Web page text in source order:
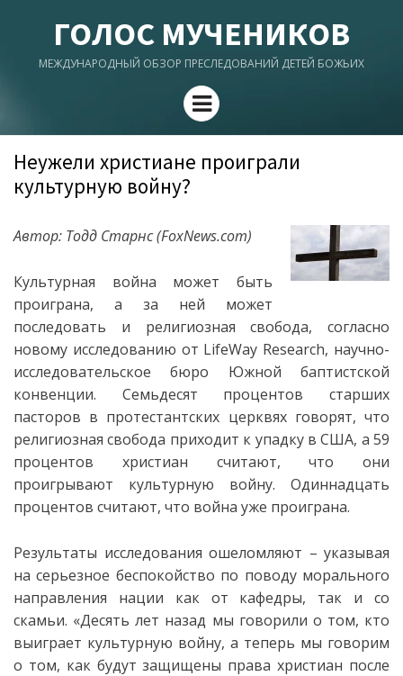
ГОЛОС МУЧЕНИКОВ
МЕЖДУНАРОДНЫЙ ОБЗОР ПРЕСЛЕДОВАНИЙ ДЕТЕЙ БОЖЬИХ
Menu
Неужели христиане проиграли
культурную войну?
Автор: Тодд Старнс (FoxNews.com)
Культурная война может быть
проиграна, а за ней может
последовать и религиозная свобода, согласно
новому исследованию от LifeWay Research, научно-
исследовательское бюро Южной баптистской
конвенции. Семьдесят процентов старших
пасторов в протестантских церквях говорят, что
религиозная свобода приходит к упадку в США, а 59
процентов христиан считают, что они
проигрывают культурную войну. Одиннадцать
процентов считают, что война уже проиграна.
Результаты исследования ошеломляют – указывая
на серьезное беспокойство по поводу морального
направления нации как от кафедры, так и со
скамьи. «Десять лет назад мы говорили о том, кто
выиграет культурную войну, а теперь мы говорим
о том, как будут защищены права христиан после